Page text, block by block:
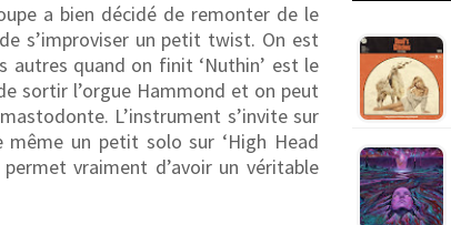
a bien décidé de remonter de le
s’improviser un petit twist. On est
autres quand on finit ‘Nuthin’ est le
sortir l’orgue Hammond et on peut
L’instrument s’invite sur
même un petit solo sur ‘High Head
vraiment d’avoir un véritable